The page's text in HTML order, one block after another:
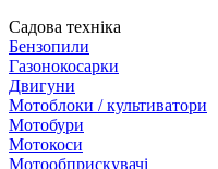
Садова техніка
Бензопили
Газонокосарки
Двигуни
Мотоблоки / культиватори
Мотобури
Мотокоси
Мотообприскувачі